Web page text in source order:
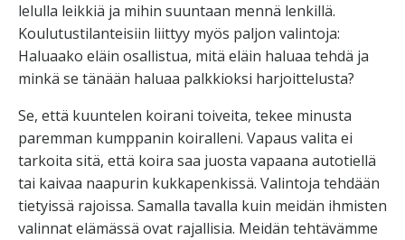
lelulla leikkiä ja mihin suuntaan mennä lenkillä.
Koulutustilanteisiin liittyy myös paljon valintoja:
Haluaako eläin osallistua, mitä eläin haluaa tehdä ja
minkä se tänään haluaa palkkioksi harjoittelusta?
Se, että kuuntelen koirani toiveita, tekee minusta
paremman kumppanin koiralleni. Vapaus valita ei
tarkoita sitä, että koira saa juosta vapaana autotiellä
tai kaivaa naapurin kukkapenkissä. Valintoja tehdään
tietyissä rajoissa. Samalla tavalla kuin meidän ihmisten
valinnat elämässä ovat rajallisia. Meidän tehtävämme